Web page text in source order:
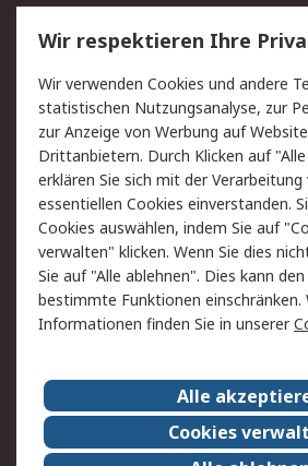
Service
Value Added Services
Rücksendungen
Hilfe
Rechtliches
AGB
Cookie-Richtlinie
Copyright/Impressum
RS
Karriere bei RS
Qualität/Umwelt/Zertifikate
Wir respektieren Ihre
Wir verwenden Cookies und andere
statistischen Nutzungsanalyse, zur
zur Anzeige von Werbung auf
Drittanbietern. Durch Klicken auf
erklären Sie sich mit der
essentiellen Cookies einverstanden.
Cookies auswählen, indem Sie auf
verwalten" klicken. Wenn Sie dies
Sie auf "Alle ablehnen". Dies kann
bestimmte Funktionen einschränken.
Informationen finden Sie in unserer
Alle
Cookies